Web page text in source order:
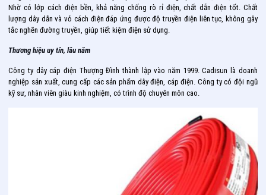
Nhờ có lớp cách điện bền, khả năng chống rò rỉ điện, chất dẫn điện tốt. Chất
lượng dây dẫn và vỏ cách điện đáp ứng được độ truyền điện liên tục, không gây
tắc nghẽn đường truyền, giúp tiết kiệm điện sử dụng.
Thương hiệu uy tín, lâu năm
Công ty dây cáp điện Thượng Đình thành lập vào năm 1999. Cadisun là doanh
nghiệp sản xuất, cung cấp các sản phẩm dây điện, cáp điện. Công ty có đội ngũ
kỹ sư, nhân viên giàu kinh nghiệm, có trình độ chuyên môn cao.